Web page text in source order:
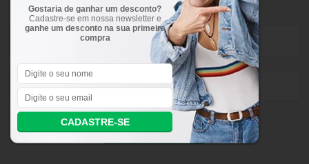
CADASTRE-SE
Gostaria de ganhar um desconto?
Cadastre-se em nossa newsletter e
ganhe um desconto na sua primeira
compra
CADASTRE-SE